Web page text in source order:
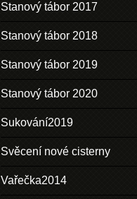
Stanový tábor 2017
Stanový tábor 2018
Stanový tábor 2019
Stanový tábor 2020
Sukování2019
Svěcení nové cisterny
Vařečka2014